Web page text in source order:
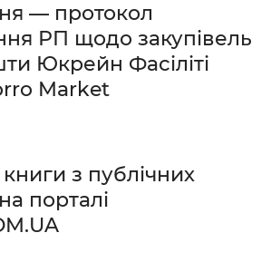
— протокол
РП щодо закупівель
Юкрейн Фасіліті
Market
з публічних
порталі